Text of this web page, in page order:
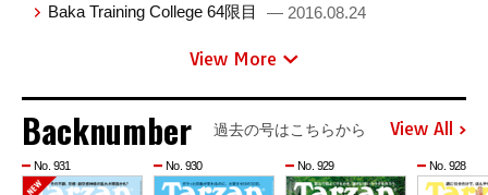
Baka Training College 64限目
— 2016.08.24
View More
Backnumber 過去の号はこちらから View All
No. 931 No. 930 No. 929 No. 928